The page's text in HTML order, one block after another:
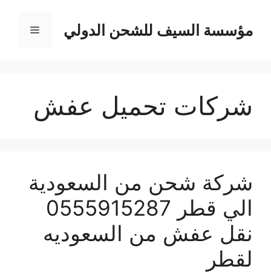
المحتوىمؤسسة السيف للشحن الدولي القائمة
شركات تحميل عفش
شركة شحن من السعودية
الي قطر 0555915287
نقل عفش من السعوديه
لقطر